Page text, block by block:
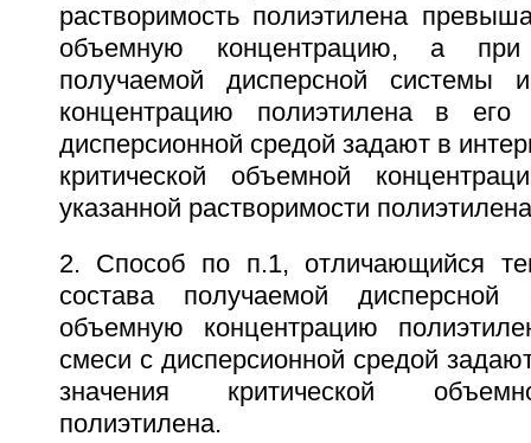
растворимость полиэтилена
объемную концентрацию, а при
получаемой дисперсной системы
концентрацию полиэтилена в
дисперсионной средой задают в
критической объемной
указанной растворимости
2. Способ по п.1, отличающийся
состава получаемой дисперсной
объемную концентрацию
смеси с дисперсионной средой
значения критической
полиэтилена.